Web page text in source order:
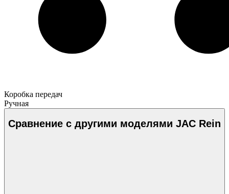
Коробка передач
Ручная
Сравнение с другими моделями JAC Rein